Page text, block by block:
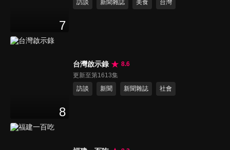
7
訪談
新聞雜誌 美食 台灣
8
台灣啟示錄
8.6
更新至第1613集
訪談
新聞 新聞雜誌 社會